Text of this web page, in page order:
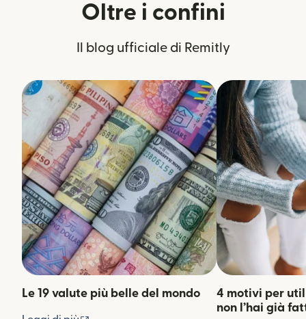
Oltre i confini
Il blog ufficiale di Remitly
Le 19 valute più belle del mondo
4 motivi per
non l’hai già